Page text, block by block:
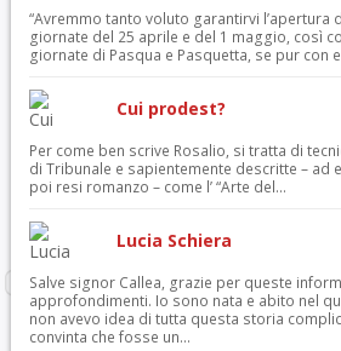
“Avremmo tanto voluto garantirvi l’apertura
giornate del 25 aprile e del 1 maggio, così
giornate di Pasqua e Pasquetta, se pur con
Cui prodest?
Per come ben scrive Rosalio, si tratta di
di Tribunale e sapientemente descritte – ad
poi resi romanzo – come l’ “Arte del...
Lucia Schiera
Salve signor Callea, grazie per queste
approfondimenti. Io sono nata e abito nel
non avevo idea di tutta questa storia
convinta che fosse un...